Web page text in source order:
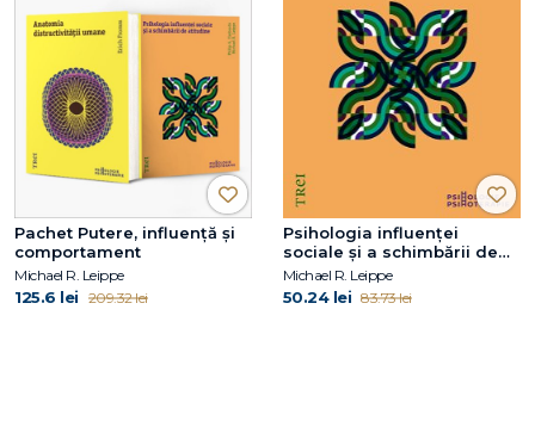
Pachet Putere, influență și
comportament
Michael R. Leippe
125.6 lei 209.32 lei
Psihologia influenței
sociale și a schimbării de
atitudine
Michael R. Leippe
50.24 lei 83.73 lei